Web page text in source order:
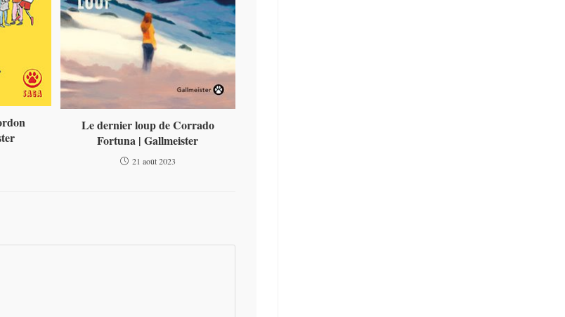
Le dernier loup de Corrado
Fortuna | Gallmeister
21 août 2023